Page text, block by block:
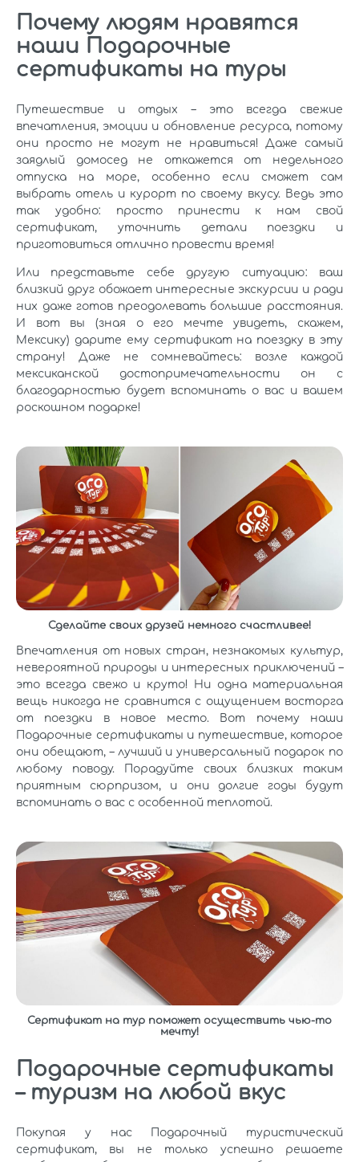
Почему людям нравятся
наши Подарочные
сертификаты на туры
Путешествие и отдых – это всегда свежие
впечатления, эмоции и обновление ресурса, потому
они просто не могут не нравиться! Даже самый
заядлый домосед не откажется от недельного
отпуска на море, особенно если сможет сам
выбрать отель и курорт по своему вкусу. Ведь это
так удобно: просто принести к нам свой
сертификат, уточнить детали поездки и
приготовиться отлично провести время!
Или представьте себе другую ситуацию: ваш
близкий друг обожает интересные экскурсии и ради
них даже готов преодолевать большие расстояния.
И вот вы (зная о его мечте увидеть, скажем,
Мексику) дарите ему сертификат на поездку в эту
страну! Даже не сомневайтесь: возле каждой
мексиканской достопримечательности он с
благодарностью будет вспоминать о вас и вашем
роскошном подарке!
Сделайте своих друзей немного счастливее!
Впечатления от новых стран, незнакомых культур,
невероятной природы и интересных приключений –
это всегда свежо и круто! Ни одна материальная
вещь никогда не сравнится с ощущением восторга
от поездки в новое место. Вот почему наши
Подарочные сертификаты и путешествие, которое
они обещают, – лучший и универсальный подарок по
любому поводу. Порадуйте своих близких таким
приятным сюрпризом, и они долгие годы будут
вспоминать о вас с особенной теплотой.
Сертификат на тур поможет осуществить чью-то
мечту!
Подарочные сертификаты
– туризм на любой вкус
Покупая у нас Подарочный туристический
сертификат, вы не только успешно решаете